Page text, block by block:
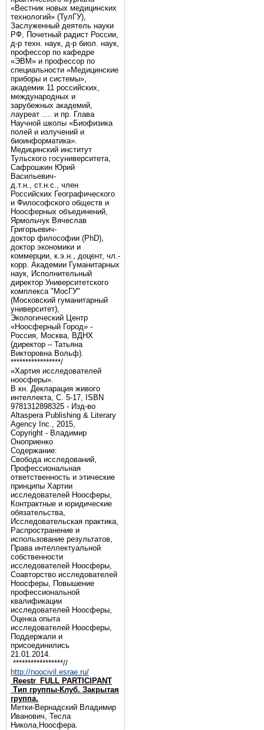
«Вестник новых медицинских
технологий» (ТулГУ),
Заслуженный деятель науки
РФ, Почетный радист России,
д-р техн. наук, д-р биол. наук,
профессор по кафедре
«ЭВМ» и профессор по
специальности «Медицинские
приборы и системы»,
академик 11 российских,
международных и
зарубежных академий,
лауреат …. и пр. Глава
Научной школы «Биофизика
полей и излучений и
биоинформатика».
Медицинский институт
Тульского госуниверситета,
Сафрошкин Юрий
Васильевич-
д.т.н., ст.н.с., член
Российских Географического
и Философского обществ и
Ноосферных объединений,
Ярмольчук Вячеслав
Григорьевич-
доктор философии (PhD),
доктор экономики и
коммерции, к.э.н., доцент, чл.-
корр. Академии Гуманитарных
наук, Исполнительный
директор Университетского
комплекса "МосГУ"
(Московский гуманитарный
университет),
Экологический Центр
«Ноосферный Город» -
Россия, Москва, ВДНХ
(директор – Татьяна
Викторовна Вольф).
*****************/
«Хартия исследователей
ноосферы».
В кн. Декларация живого
интеллекта, С. 5-17, ISBN
9781312898325 - Изд-во
Altaspera Publishing & Literary
Agency Inc., 2015,
Copyright - Владимир
Оноприенко
Содержание:
Свобода исследований,
Профессиональная
ответственность и этические
принципы Хартии
исследователей Ноосферы,
Контрактные и юридические
обязательства,
Исследовательская практика,
Распространение и
использование результатов,
Права интеллектуальной
собственности
исследователей Ноосферы,
Соавторство исследователей
Ноосферы, Повышение
профессиональной
квалификации
исследователей Ноосферы,
Оценка опыта
исследователей Ноосферы,
Поддержали и
присоединились
21.01.2014.
*****************//
http://noocivil.esrae.ru/
Reestr_FULL PARTICIPANT
Тип группы-Клуб. Закрытая
группа.
Метки-Вернадский Владимир
Иванович, Тесла
Никола,Ноосфера.